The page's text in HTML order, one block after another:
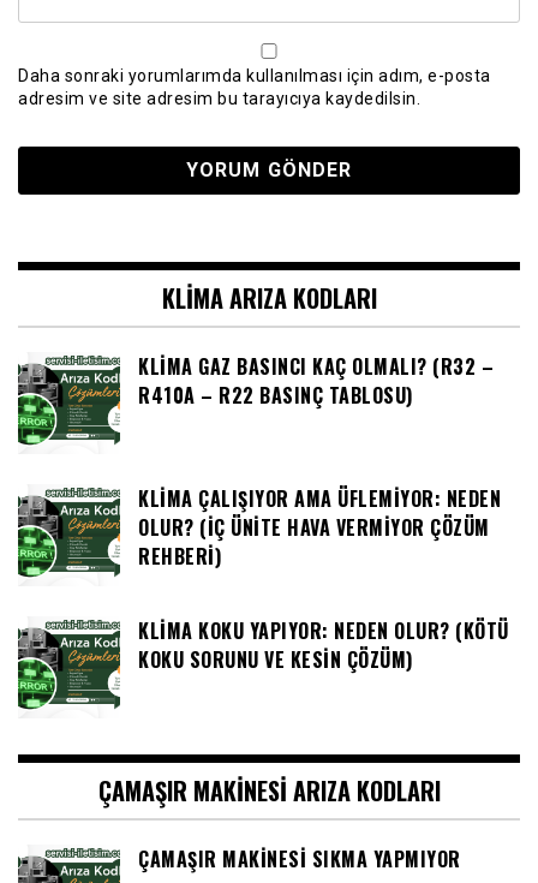
Daha sonraki yorumlarımda kullanılması için adım, e-posta
adresim ve site adresim bu tarayıcıya kaydedilsin.
KLIMA ARIZA KODLARI
KLIMA GAZ BASINCI KAÇ OLMALI? (R32 –
R410A – R22 BASINÇ TABLOSU)
KLIMA ÇALIŞIYOR AMA ÜFLEMIYOR: NEDEN
OLUR? (İÇ ÜNITE HAVA VERMIYOR ÇÖZÜM
REHBERI)
KLIMA KOKU YAPIYOR: NEDEN OLUR? (KÖTÜ
KOKU SORUNU VE KESIN ÇÖZÜM)
ÇAMAŞIR MAKINESI ARIZA KODLARI
ÇAMAŞIR MAKINESI SIKMA YAPMIYOR